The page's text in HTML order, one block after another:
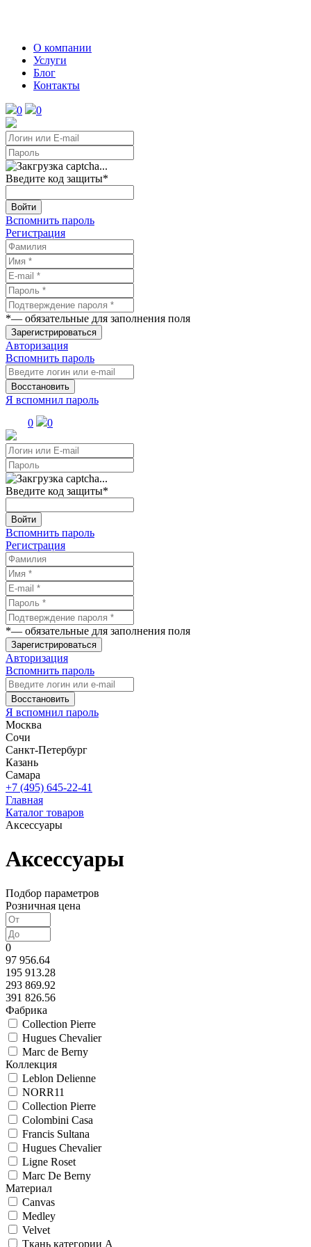
О компании
Услуги
Блог
Контакты
0 0
Введите код защиты*
Войти
Вспомнить пароль
Регистрация
*— обязательные для заполнения поля
Зарегистрироваться
Авторизация
Вспомнить пароль
Восстановить
Я вспомнил пароль
0
0
Введите код защиты*
Войти
Вспомнить пароль
Регистрация
*— обязательные для заполнения поля
Зарегистрироваться
Авторизация
Вспомнить пароль
Восстановить
Я вспомнил пароль
Москва
Сочи
Санкт-Петербург
Казань
Самара
+7 (495) 645-22-41
Главная
Каталог товаров
Аксессуары
Аксессуары
Подбор параметров
Розничная цена
0
97 956.64
195 913.28
293 869.92
391 826.56
Фабрика
Collection Pierre
Hugues Chevalier
Marc de Berny
Коллекция
Leblon Delienne
NORR11
Collection Pierre
Colombini Casa
Francis Sultana
Hugues Chevalier
Ligne Roset
Marc De Berny
Материал
Canvas
Medley
Velvet
Ткань категории A